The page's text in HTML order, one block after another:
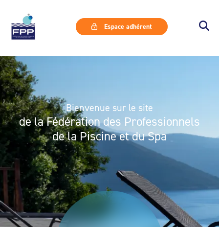
Espace adhérent
Bienvenue sur le site
de la Fédération des Professionnels
de la Piscine et du Spa